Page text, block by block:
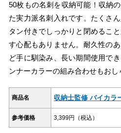
50枚もの名刺を収納可能！収納
た実力派名刺入れです。たくさ
タン付きでしっかりと閉めるこ
す心配もありません。耐久性の
ど手に馴染み、長い期間使用で
ンナーカラーの組み合わせもおし
商品名 収納士監修 バイカラ
参考価格 3,399円（税込）